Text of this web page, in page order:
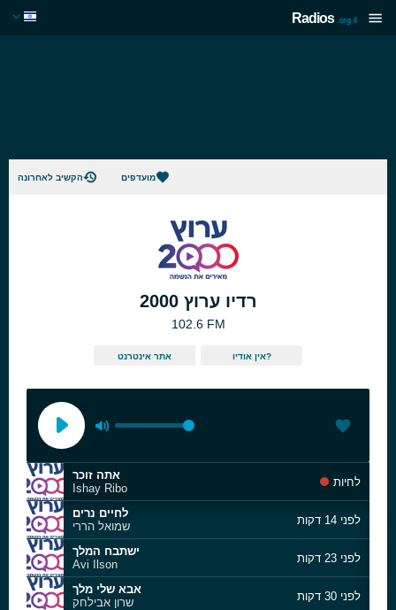
Radios .org.il
מועדפים הקשיב לאחרונה
רדיו ערוץ 2000
102.6 FM
אתר אינטרנט אין אודיו?
אתה זוכר
Ishay Ribo
לחיות
לחיים נרים
שמואל הררי
לפני 14 דקות
ישתבח המלך
Avi Ilson
לפני 23 דקות
אבא שלי מלך
שרון אבילחק
לפני 30 דקות